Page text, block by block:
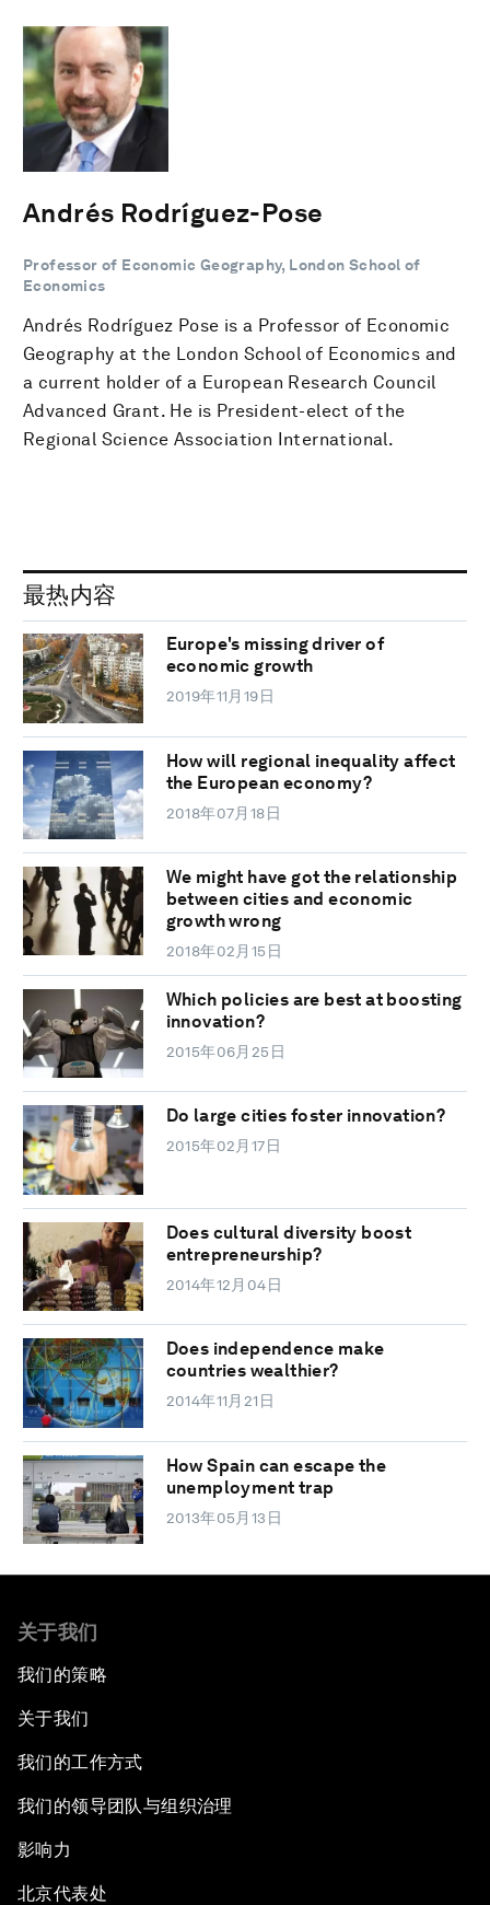
Andrés Rodríguez-Pose
Professor of Economic Geography, London School of
Economics
Andrés Rodríguez Pose is a Professor of Economic
Geography at the London School of Economics and
a current holder of a European Research Council
Advanced Grant. He is President-elect of the
Regional Science Association International.
最热内容
Europe's missing driver of
economic growth
2019年11月19日
How will regional inequality affect
the European economy?
2018年07月18日
We might have got the relationship
between cities and economic
growth wrong
2018年02月15日
Which policies are best at boosting
innovation?
2015年06月25日
Do large cities foster innovation?
2015年02月17日
Does cultural diversity boost
entrepreneurship?
2014年12月04日
Does independence make
countries wealthier?
2014年11月21日
How Spain can escape the
unemployment trap
2013年05月13日
关于我们
我们的策略
关于我们
我们的工作方式
我们的领导团队与组织治理
影响力
北京代表处